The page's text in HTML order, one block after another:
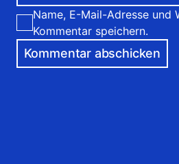
Name, E-Mail-Adresse und
Kommentar speichern.